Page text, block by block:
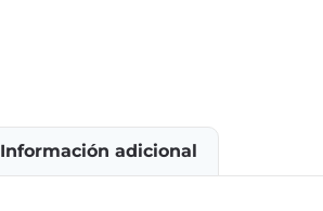
Información adicional